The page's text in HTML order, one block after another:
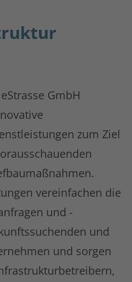
GmbH
zum Ziel
vereinfachen die
und -
und
und sorgen